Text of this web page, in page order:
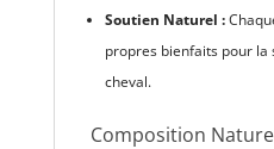
Soutien Naturel :
propres bienfaits pour la
cheval.
Composition